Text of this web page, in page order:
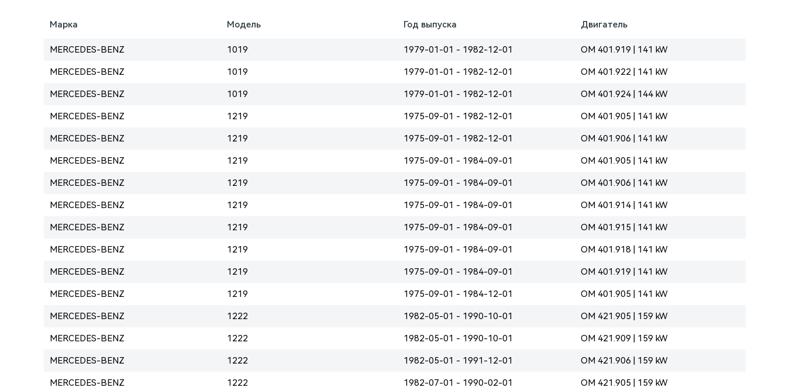
Марка Модель Год выпуска Двигатель
MERCEDES-BENZ 1019 1979-01-01 - 1982-12-01 OM 401.919 | 141 kW
MERCEDES-BENZ 1019 1979-01-01 - 1982-12-01 OM 401.922 | 141 kW
MERCEDES-BENZ 1019 1979-01-01 - 1982-12-01 OM 401.924 | 144 kW
MERCEDES-BENZ 1219 1975-09-01 - 1982-12-01 OM 401.905 | 141 kW
MERCEDES-BENZ 1219 1975-09-01 - 1982-12-01 OM 401.906 | 141 kW
MERCEDES-BENZ 1219 1975-09-01 - 1984-09-01 OM 401.905 | 141 kW
MERCEDES-BENZ 1219 1975-09-01 - 1984-09-01 OM 401.906 | 141 kW
MERCEDES-BENZ 1219 1975-09-01 - 1984-09-01 OM 401.914 | 141 kW
MERCEDES-BENZ 1219 1975-09-01 - 1984-09-01 OM 401.915 | 141 kW
MERCEDES-BENZ 1219 1975-09-01 - 1984-09-01 OM 401.918 | 141 kW
MERCEDES-BENZ 1219 1975-09-01 - 1984-09-01 OM 401.919 | 141 kW
MERCEDES-BENZ 1219 1975-09-01 - 1984-12-01 OM 401.905 | 141 kW
MERCEDES-BENZ 1222 1982-05-01 - 1990-10-01 OM 421.905 | 159 kW
MERCEDES-BENZ 1222 1982-05-01 - 1990-10-01 OM 421.909 | 159 kW
MERCEDES-BENZ 1222 1982-05-01 - 1991-12-01 OM 421.906 | 159 kW
MERCEDES-BENZ 1222 1982-07-01 - 1990-02-01 OM 421.905 | 159 kW